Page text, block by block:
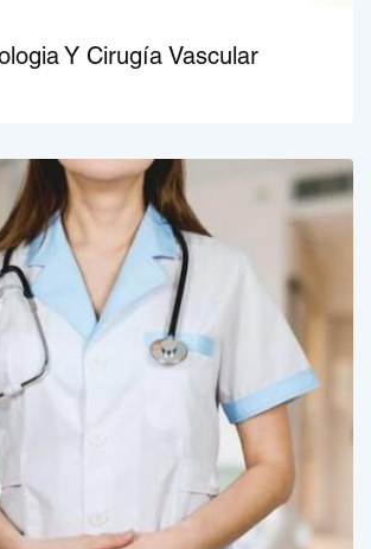
Y Cirugía Vascular